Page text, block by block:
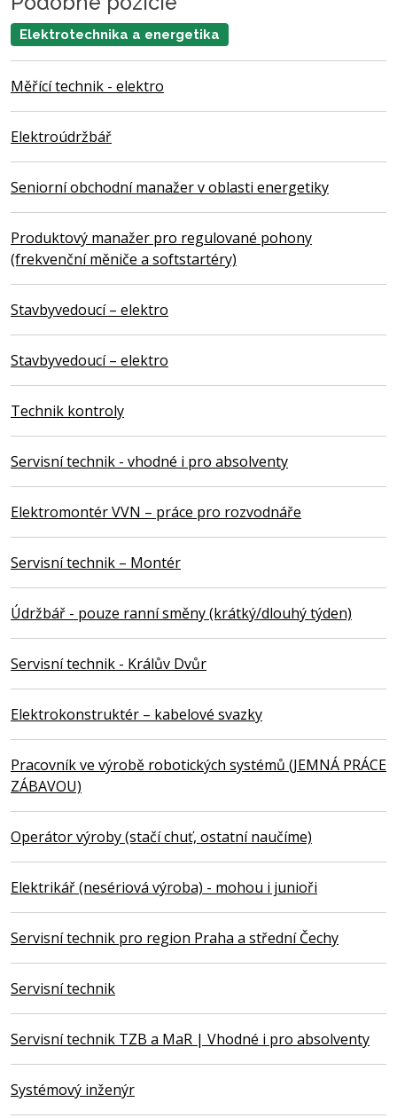
Elektrotechnika a energetika
Měřící technik - elektro
Elektroúdržbář
Seniorní obchodní manažer v oblasti energetiky
Produktový manažer pro regulované pohony
(frekvenční měniče a softstartéry)
Stavbyvedoucí – elektro
Stavbyvedoucí – elektro
Technik kontroly
Servisní technik - vhodné i pro absolventy
Elektromontér VVN – práce pro rozvodnáře
Servisní technik – Montér
Údržbář - pouze ranní směny (krátký/dlouhý týden)
Servisní technik - Králův Dvůr
Elektrokonstruktér – kabelové svazky
Pracovník ve výrobě robotických systémů (JEMNÁ PRÁCE
ZÁBAVOU)
Operátor výroby (stačí chuť, ostatní naučíme)
Elektrikář (nesériová výroba) - mohou i junioři
Servisní technik pro region Praha a střední Čechy
Servisní technik
Servisní technik TZB a MaR | Vhodné i pro absolventy
Systémový inženýr